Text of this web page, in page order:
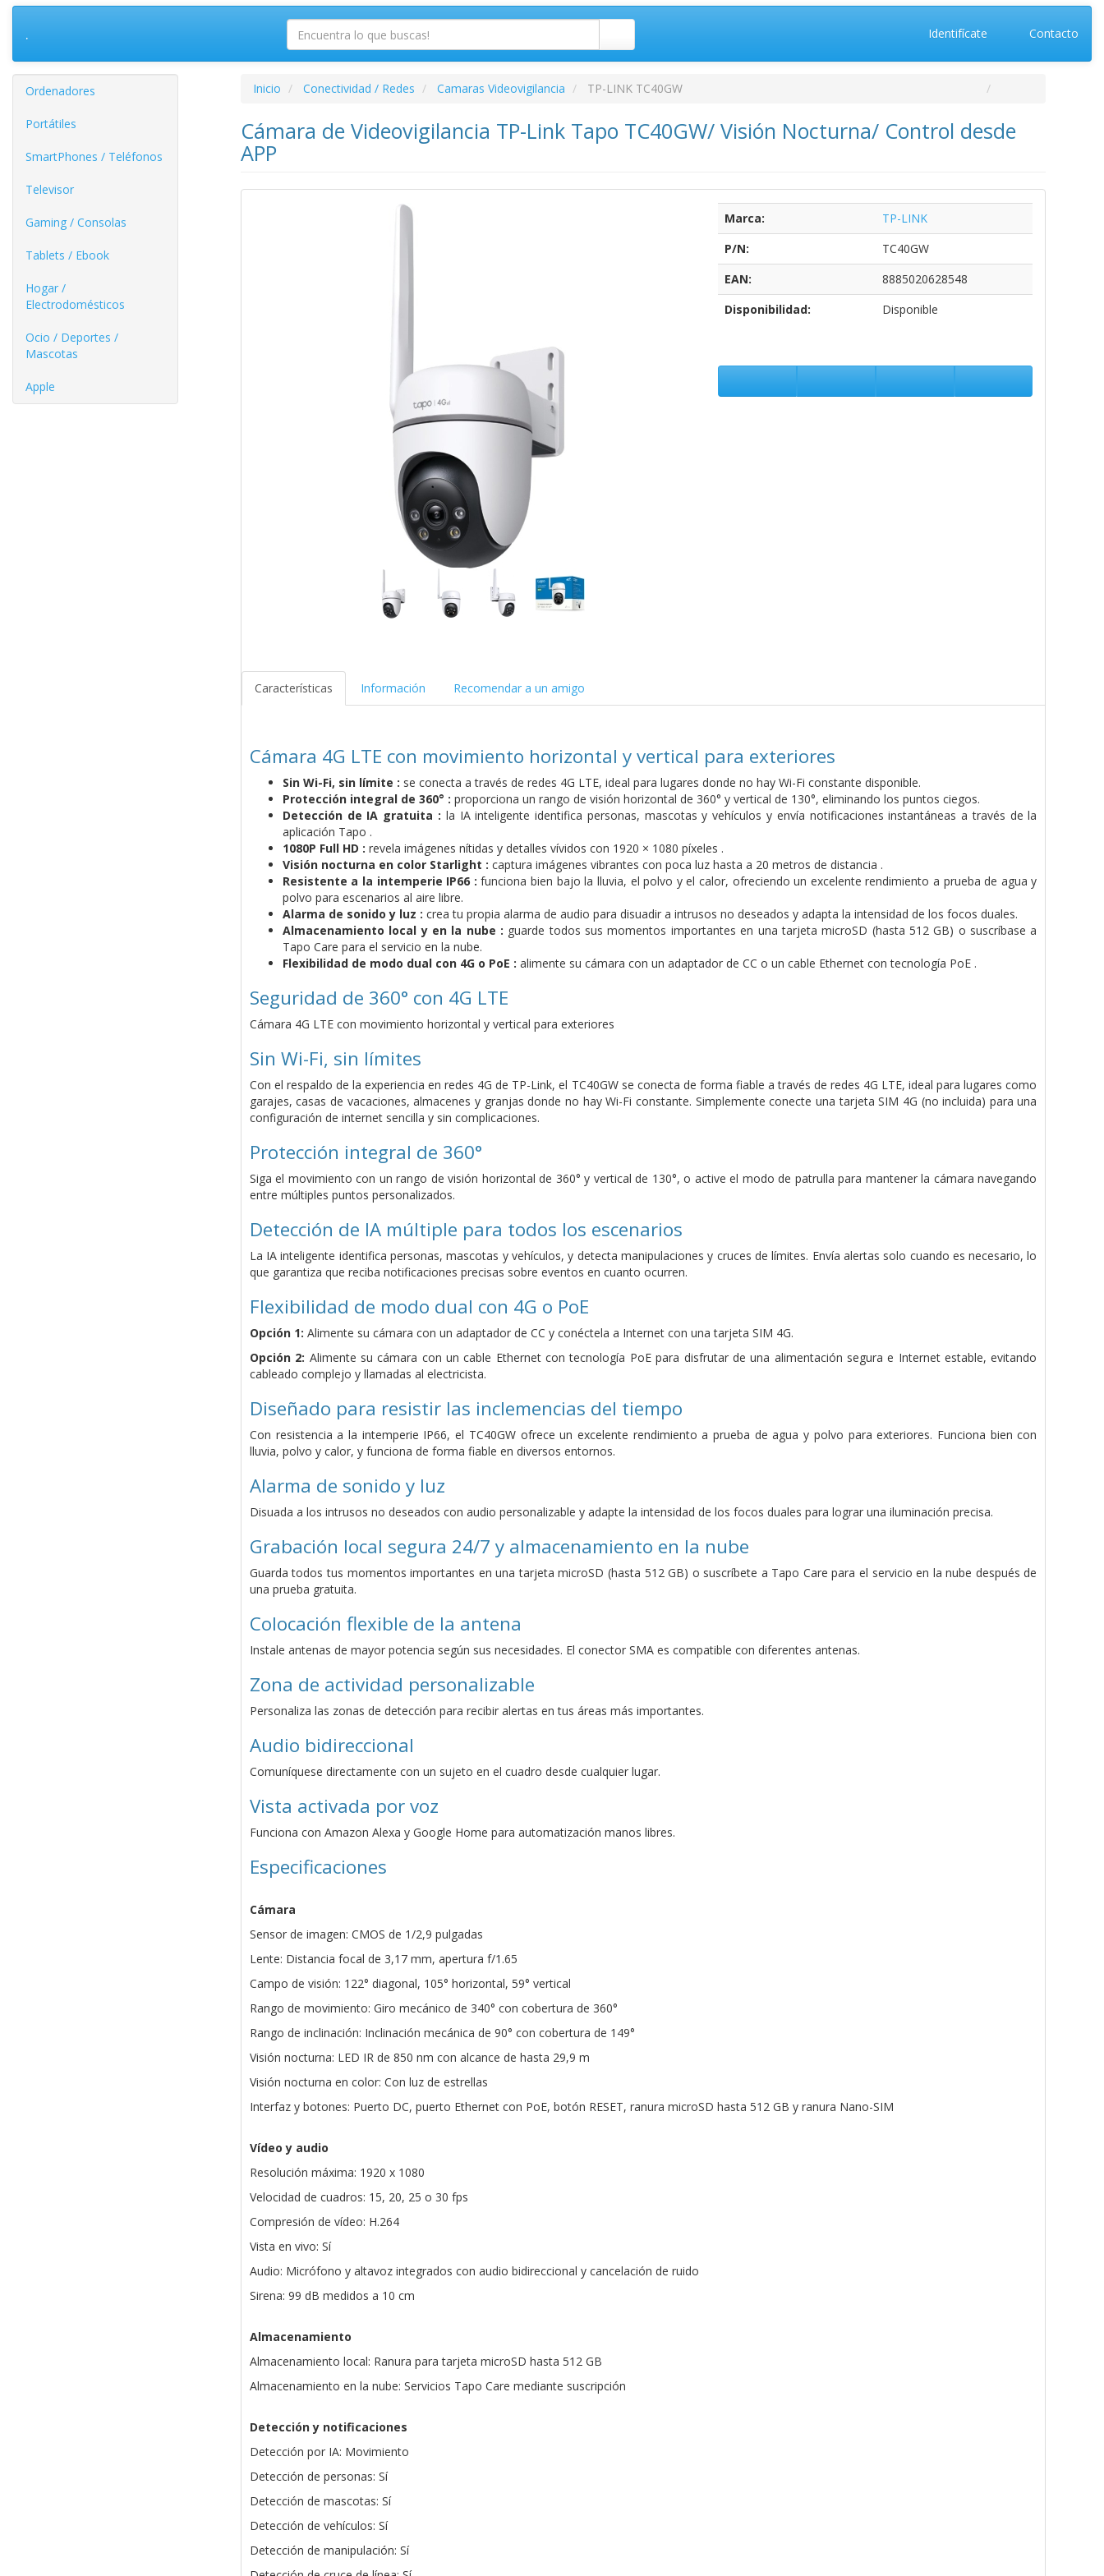
. Identifícate Contacto
Ordenadores
Portátiles
SmartPhones / Teléfonos
Televisor
Gaming / Consolas
Tablets / Ebook
Hogar /
Electrodomésticos
Ocio / Deportes /
Mascotas
Apple
Inicio Conectividad / Redes Camaras Videovigilancia TP-LINK TC40GW
Cámara de Videovigilancia TP-Link Tapo TC40GW/ Visión Nocturna/ Control desde
APP
Marca:
TP-LINK
P/N:
TC40GW
EAN:
8885020628548
Disponibilidad:
Disponible
Características Información Recomendar a un amigo
Cámara 4G LTE con movimiento horizontal y vertical para exteriores
Sin Wi-Fi, sin límite : se conecta a través de redes 4G LTE, ideal para lugares donde no hay Wi-Fi constante disponible.
Protección integral de 360° : proporciona un rango de visión horizontal de 360° y vertical de 130°, eliminando los puntos ciegos.
Detección de IA gratuita : la IA inteligente identifica personas, mascotas y vehículos y envía notificaciones instantáneas a través de la
aplicación Tapo .
1080P Full HD : revela imágenes nítidas y detalles vívidos con 1920 × 1080 píxeles .
Visión nocturna en color Starlight : captura imágenes vibrantes con poca luz hasta a 20 metros de distancia .
Resistente a la intemperie IP66 : funciona bien bajo la lluvia, el polvo y el calor, ofreciendo un excelente rendimiento a prueba de agua y
polvo para escenarios al aire libre.
Alarma de sonido y luz : crea tu propia alarma de audio para disuadir a intrusos no deseados y adapta la intensidad de los focos duales.
Almacenamiento local y en la nube : guarde todos sus momentos importantes en una tarjeta microSD (hasta 512 GB) o suscríbase a
Tapo Care para el servicio en la nube.
Flexibilidad de modo dual con 4G o PoE : alimente su cámara con un adaptador de CC o un cable Ethernet con tecnología PoE .
Seguridad de 360° con 4G LTE
Cámara 4G LTE con movimiento horizontal y vertical para exteriores
Sin Wi-Fi, sin límites
Con el respaldo de la experiencia en redes 4G de TP-Link, el TC40GW se conecta de forma fiable a través de redes 4G LTE, ideal para lugares como
garajes, casas de vacaciones, almacenes y granjas donde no hay Wi-Fi constante. Simplemente conecte una tarjeta SIM 4G (no incluida) para una
configuración de internet sencilla y sin complicaciones.
Protección integral de 360°
Siga el movimiento con un rango de visión horizontal de 360° y vertical de 130°, o active el modo de patrulla para mantener la cámara navegando
entre múltiples puntos personalizados.
Detección de IA múltiple para todos los escenarios
La IA inteligente identifica personas, mascotas y vehículos, y detecta manipulaciones y cruces de límites. Envía alertas solo cuando es necesario, lo
que garantiza que reciba notificaciones precisas sobre eventos en cuanto ocurren.
Flexibilidad de modo dual con 4G o PoE
Opción 1: Alimente su cámara con un adaptador de CC y conéctela a Internet con una tarjeta SIM 4G.
Opción 2: Alimente su cámara con un cable Ethernet con tecnología PoE para disfrutar de una alimentación segura e Internet estable, evitando
cableado complejo y llamadas al electricista.
Diseñado para resistir las inclemencias del tiempo
Con resistencia a la intemperie IP66, el TC40GW ofrece un excelente rendimiento a prueba de agua y polvo para exteriores. Funciona bien con
lluvia, polvo y calor, y funciona de forma fiable en diversos entornos.
Alarma de sonido y luz
Disuada a los intrusos no deseados con audio personalizable y adapte la intensidad de los focos duales para lograr una iluminación precisa.
Grabación local segura 24/7 y almacenamiento en la nube
Guarda todos tus momentos importantes en una tarjeta microSD (hasta 512 GB) o suscríbete a Tapo Care para el servicio en la nube después de
una prueba gratuita.
Colocación flexible de la antena
Instale antenas de mayor potencia según sus necesidades. El conector SMA es compatible con diferentes antenas.
Zona de actividad personalizable
Personaliza las zonas de detección para recibir alertas en tus áreas más importantes.
Audio bidireccional
Comuníquese directamente con un sujeto en el cuadro desde cualquier lugar.
Vista activada por voz
Funciona con Amazon Alexa y Google Home para automatización manos libres.
Especificaciones
Cámara
Sensor de imagen: CMOS de 1/2,9 pulgadas
Lente: Distancia focal de 3,17 mm, apertura f/1.65
Campo de visión: 122° diagonal, 105° horizontal, 59° vertical
Rango de movimiento: Giro mecánico de 340° con cobertura de 360°
Rango de inclinación: Inclinación mecánica de 90° con cobertura de 149°
Visión nocturna: LED IR de 850 nm con alcance de hasta 29,9 m
Visión nocturna en color: Con luz de estrellas
Interfaz y botones: Puerto DC, puerto Ethernet con PoE, botón RESET, ranura microSD hasta 512 GB y ranura Nano-SIM
Vídeo y audio
Resolución máxima: 1920 x 1080
Velocidad de cuadros: 15, 20, 25 o 30 fps
Compresión de vídeo: H.264
Vista en vivo: Sí
Audio: Micrófono y altavoz integrados con audio bidireccional y cancelación de ruido
Sirena: 99 dB medidos a 10 cm
Almacenamiento
Almacenamiento local: Ranura para tarjeta microSD hasta 512 GB
Almacenamiento en la nube: Servicios Tapo Care mediante suscripción
Detección y notificaciones
Detección por IA: Movimiento
Detección de personas: Sí
Detección de mascotas: Sí
Detección de vehículos: Sí
Detección de manipulación: Sí